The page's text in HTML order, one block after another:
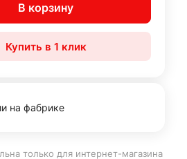
В корзину
Купить в 1 клик
на фабрике
только для интернет-магазина